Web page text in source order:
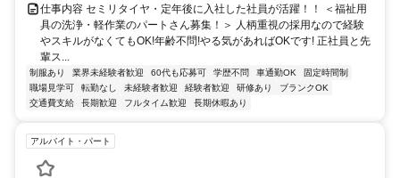
仕事内容 セミリタイヤ・定年後に入社した社員が活躍！！ ＜福祉用
具の洗浄・軽作業のパートさん募集！＞ 人柄重視の採用なので経験
やスキルがなくてもOK!年齢不問!やる気があればOKです! 正社員と先
輩ス...
制服あり 業界未経験者歓迎 60代も応募可 学歴不問 車通勤OK
固定時間制
職場見学可
転勤なし 未経験者歓迎 経験者歓迎 研修あり
ブランクOK
交通費支給
長期歓迎 フルタイム歓迎 長期休暇あり
アルバイト・パート